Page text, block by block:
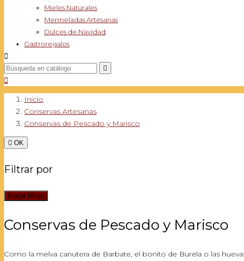
Mieles Naturales
Mermeladas Artesanas
Dulces de Navidad
Gastroregalos



Inicio
Conservas Artesanas
Conservas de Pescado y Marisco
 OK
Filtrar por
Borrar filtros
Conservas de Pescado y Marisco
Como la melva canutera de Barbate, el bonito de Burela o las